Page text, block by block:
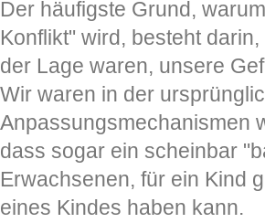
Der häufigste Grund,
Konflikt" wird, besteht
der Lage waren, unsere
Wir waren in der
Anpassungsmechanismen
dass sogar ein scheinbar
Erwachsenen, für ein Kind
eines Kindes haben kann.